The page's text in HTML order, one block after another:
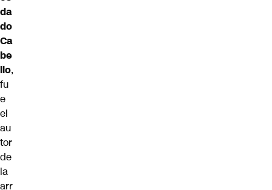
da
do
Ca
be
llo,
fu
e
el
au
tor
de
la
arr